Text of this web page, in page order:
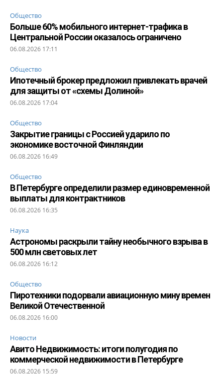
Общество
Больше 60% мобильного интернет-трафика в
Центральной России оказалось ограничено
06.08.2026 17:11
Общество
Ипотечный брокер предложил привлекать врачей
для защиты от «схемы Долиной»
06.08.2026 17:04
Общество
Закрытие границы с Россией ударило по
экономике восточной Финляндии
06.08.2026 16:49
Общество
В Петербурге определили размер единовременной
выплаты для контрактников
06.08.2026 16:35
Наука
Астрономы раскрыли тайну необычного взрыва в
500 млн световых лет
06.08.2026 16:12
Общество
Пиротехники подорвали авиационную мину времен
Великой Отечественной
06.08.2026 16:00
Новости
Авито Недвижимость: итоги полугодия по
коммерческой недвижимости в Петербурге
06.08.2026 15:59